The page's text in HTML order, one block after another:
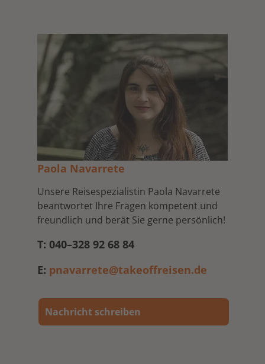
Paola Navarrete
Unsere Reisespezialistin Paola Navarrete
beantwortet Ihre Fragen kompetent und
freundlich und berät Sie gerne persönlich!
T: 040–328 92 68 84
E: pnavarrete@takeoffreisen.de
Nachricht schreiben